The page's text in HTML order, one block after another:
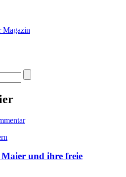
Magazin
und ihre freie